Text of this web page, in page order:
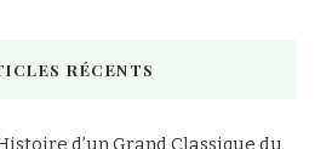
RÉCENTS
d’un Grand Classique du